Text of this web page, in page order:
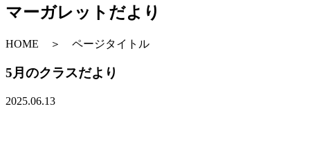
マーガレットだより
HOME ＞ ページタイトル
5月のクラスだより
2025.06.13